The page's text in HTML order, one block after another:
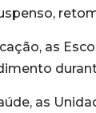
as
as